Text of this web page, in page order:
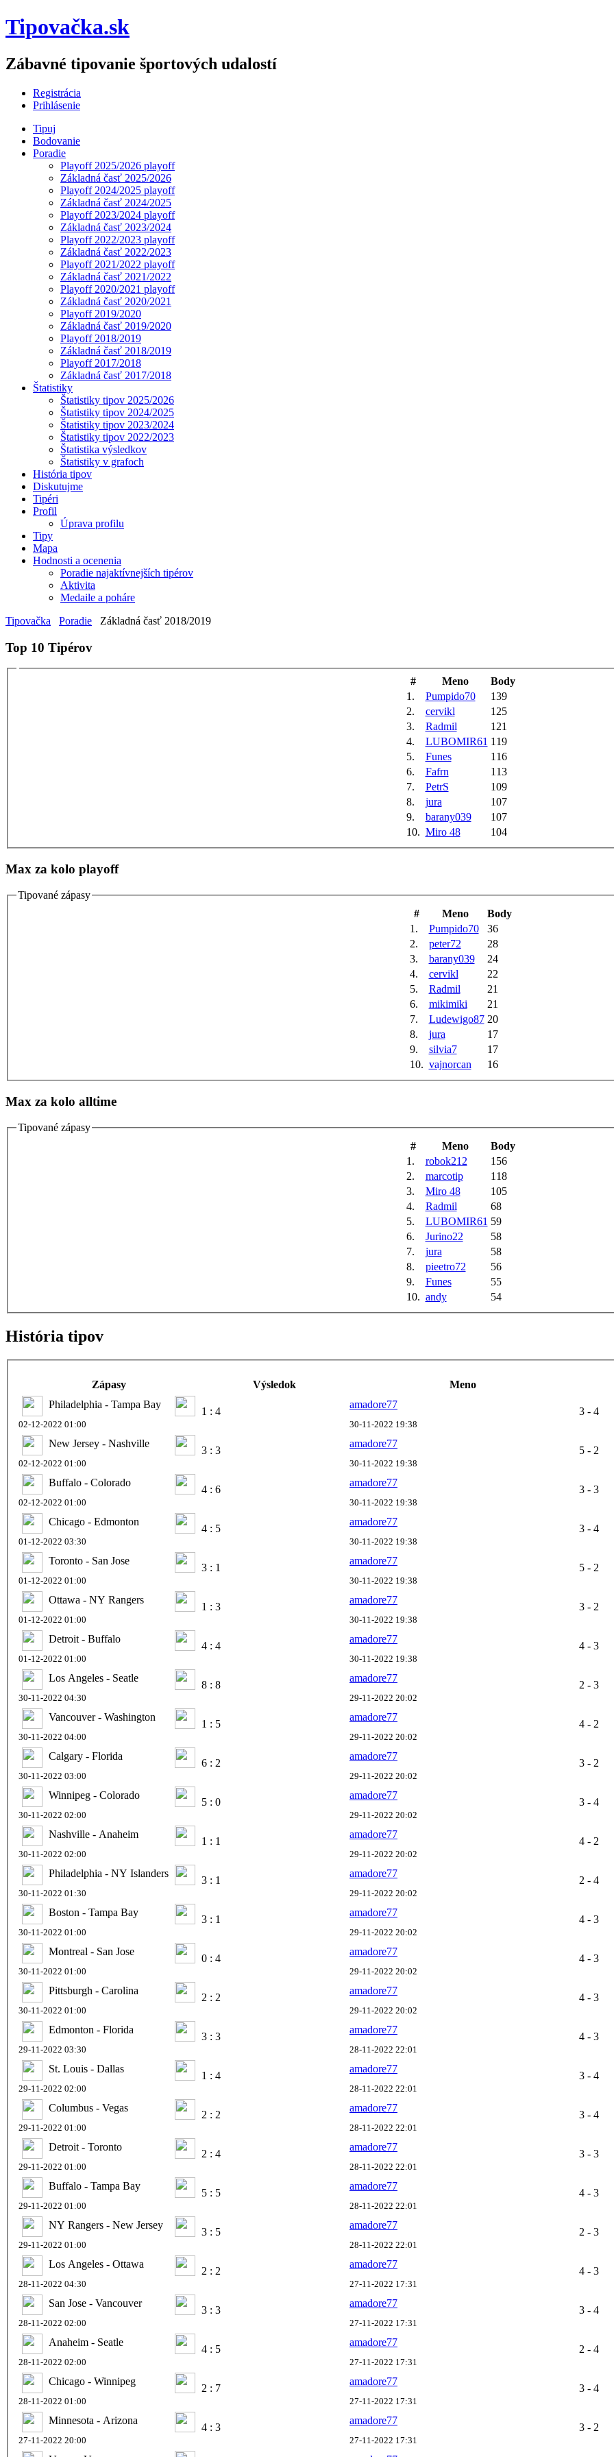
Tipovačka.sk
Zábavné tipovanie športových udalostí
Registrácia
Prihlásenie
Tipuj
Bodovanie
Poradie
Playoff 2025/2026 playoff
Základná časť 2025/2026
Playoff 2024/2025 playoff
Základná časť 2024/2025
Playoff 2023/2024 playoff
Základná časť 2023/2024
Playoff 2022/2023 playoff
Základná časť 2022/2023
Playoff 2021/2022 playoff
Základná časť 2021/2022
Playoff 2020/2021 playoff
Základná časť 2020/2021
Playoff 2019/2020
Základná časť 2019/2020
Playoff 2018/2019
Základná časť 2018/2019
Playoff 2017/2018
Základná časť 2017/2018
Štatistiky
Štatistiky tipov 2025/2026
Štatistiky tipov 2024/2025
Štatistiky tipov 2023/2024
Štatistiky tipov 2022/2023
Štatistika výsledkov
Štatistiky v grafoch
História tipov
Diskutujme
Tipéri
Profil
Úprava profilu
Tipy
Mapa
Hodnosti a ocenenia
Poradie najaktívnejších tipérov
Aktivita
Medaile a poháre
Tipovačka
Poradie Základná časť 2018/2019
Top 10 Tipérov
# Meno
Body
1.
Pumpido70
139
2.
cervikl
125
3.
Radmil
121
4.
LUBOMIR61 119
5.
Funes
116
6.
Fafrn
113
7.
PetrS
109
8.
jura
107
9.
barany039
107
10. Miro 48 104
Max za kolo playoff
Tipované zápasy
#
Meno
Body
1.
Pumpido70
36
2.
peter72
28
3.
barany039
24
4.
cervikl
22
5.
Radmil
21
6.
mikimiki
21
7.
Ludewigo87 20
8.
jura
17
9.
silvia7
17
10. vajnorcan 16
Max za kolo alltime
Tipované zápasy
#
Meno
Body
1.
robok212
156
2.
marcotip
118
3.
Miro 48
105
4.
Radmil
68
5.
LUBOMIR61 59
6.
Jurino22
58
7.
jura
58
8.
pieetro72
56
9.
Funes
55
10. andy 54
História tipov
Zápasy Výsledok Meno
Philadelphia - Tampa Bay
1 : 4
amadore77
3 - 4
02-12-2022 01:00 30-11-2022 19:38
New Jersey - Nashville
3 : 3
amadore77
5 - 2
02-12-2022 01:00 30-11-2022 19:38
Buffalo - Colorado
4 : 6
amadore77
3 - 3
02-12-2022 01:00 30-11-2022 19:38
Chicago - Edmonton
4 : 5
amadore77
3 - 4
01-12-2022 03:30 30-11-2022 19:38
Toronto - San Jose
3 : 1
amadore77
5 - 2
01-12-2022 01:00 30-11-2022 19:38
Ottawa - NY Rangers
1 : 3
amadore77
3 - 2
01-12-2022 01:00 30-11-2022 19:38
Detroit - Buffalo
4 : 4
amadore77
4 - 3
01-12-2022 01:00 30-11-2022 19:38
Los Angeles - Seatle
8 : 8
amadore77
2 - 3
30-11-2022 04:30 29-11-2022 20:02
Vancouver - Washington
1 : 5
amadore77
4 - 2
30-11-2022 04:00 29-11-2022 20:02
Calgary - Florida
6 : 2
amadore77
3 - 2
30-11-2022 03:00 29-11-2022 20:02
Winnipeg - Colorado
5 : 0
amadore77
3 - 4
30-11-2022 02:00 29-11-2022 20:02
Nashville - Anaheim
1 : 1
amadore77
4 - 2
30-11-2022 02:00 29-11-2022 20:02
Philadelphia - NY Islanders
3 : 1
amadore77
2 - 4
30-11-2022 01:30 29-11-2022 20:02
Boston - Tampa Bay
3 : 1
amadore77
4 - 3
30-11-2022 01:00 29-11-2022 20:02
Montreal - San Jose
0 : 4
amadore77
4 - 3
30-11-2022 01:00 29-11-2022 20:02
Pittsburgh - Carolina
2 : 2
amadore77
4 - 3
30-11-2022 01:00 29-11-2022 20:02
Edmonton - Florida
3 : 3
amadore77
4 - 3
29-11-2022 03:30 28-11-2022 22:01
St. Louis - Dallas
1 : 4
amadore77
3 - 4
29-11-2022 02:00 28-11-2022 22:01
Columbus - Vegas
2 : 2
amadore77
3 - 4
29-11-2022 01:00 28-11-2022 22:01
Detroit - Toronto
2 : 4
amadore77
3 - 3
29-11-2022 01:00 28-11-2022 22:01
Buffalo - Tampa Bay
5 : 5
amadore77
4 - 3
29-11-2022 01:00 28-11-2022 22:01
NY Rangers - New Jersey
3 : 5
amadore77
2 - 3
29-11-2022 01:00 28-11-2022 22:01
Los Angeles - Ottawa
2 : 2
amadore77
4 - 3
28-11-2022 04:30 27-11-2022 17:31
San Jose - Vancouver
3 : 3
amadore77
3 - 4
28-11-2022 02:00 27-11-2022 17:31
Anaheim - Seatle
4 : 5
amadore77
2 - 4
28-11-2022 02:00 27-11-2022 17:31
Chicago - Winnipeg
2 : 7
amadore77
3 - 4
28-11-2022 01:00 27-11-2022 17:31
Minnesota - Arizona
4 : 3
amadore77
3 - 2
27-11-2022 20:00 27-11-2022 17:31